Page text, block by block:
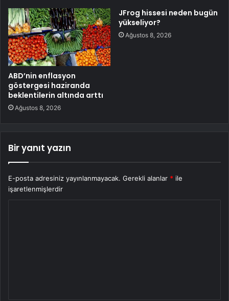
ABD’nin enflasyon
göstergesi haziranda
beklentilerin altında arttı
Ağustos 8, 2026
JFrog hissesi neden bugün
yükseliyor?
Ağustos 8, 2026
Bir yanıt yazın
E-posta adresiniz yayınlanmayacak. Gerekli alanlar * ile
işaretlenmişlerdir